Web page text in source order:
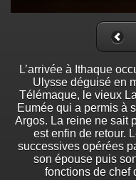
L’arrivée à Ithaque
Ulysse déguisé en
Télémaque, le vieux
Eumée qui a permis à
Argos. La reine ne sait
est enfin de retour.
successives opérées
son épouse puis
fonctions de chef